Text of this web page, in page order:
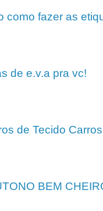
como fazer as
de e.v.a pra vc!
de Tecido Carros
BEM